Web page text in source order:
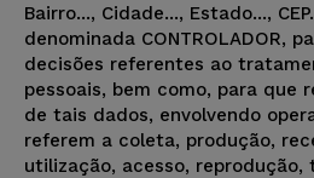
Bairro..., Cidade..., Estado...,
denominada CONTROLADOR,
decisões referentes ao
pessoais, bem como, para que
de tais dados, envolvendo
referem a coleta, produção,
utilização, acesso, reprodução,